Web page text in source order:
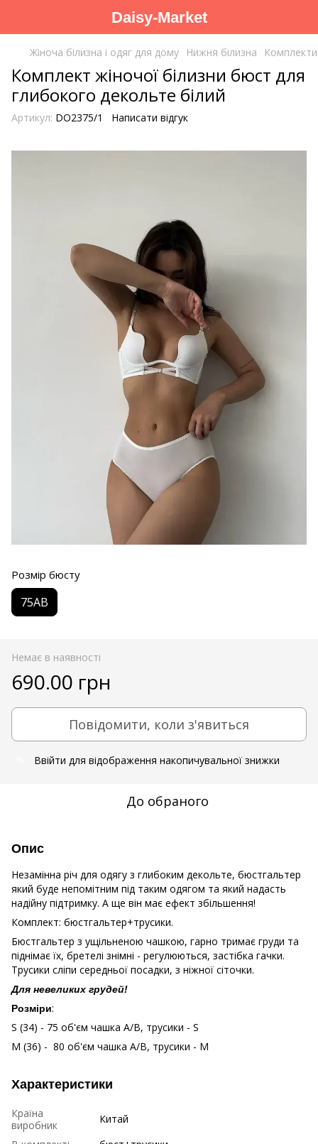
Daisy-Market
Жіноча білизна і одяг для дому Нижня білизна Комплекти
Комплект жіночої білизни бюст для
глибокого декольте білий
Артикул: DO2375/1 Написати відгук
Розмір бюсту
75AB
Немає в наявності
690.00 грн
Повідомити, коли з'явиться
Ввійти для відображення накопичувальної знижки
До обраного
Опис
Незамінна річ для одягу з глибоким декольте, бюстгальтер
який буде непомітним під таким одягом та який надасть
надійну підтримку. А ще він має ефект збільшення!
Комплект: бюстгальтер+трусики.
Бюстгальтер з ущільненою чашкою, гарно тримає груди та
піднімає їх, бретелі знімні - регулюються, застібка гачки.
Трусики сліпи середньої посадки, з ніжної сіточки.
Для невеликих грудей!
Розміри:
S (34) - 75 об'єм чашка А/В, трусики - S
M (36) - 80 об'єм чашка А/В, трусики - М
Характеристики
Країна
виробник
Китай